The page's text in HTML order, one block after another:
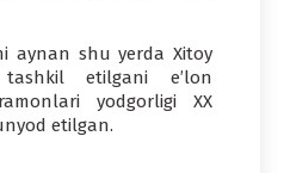
aynan shu yerda Xitoy
etilgani e’lon
yodgorligi XX
etilgan.